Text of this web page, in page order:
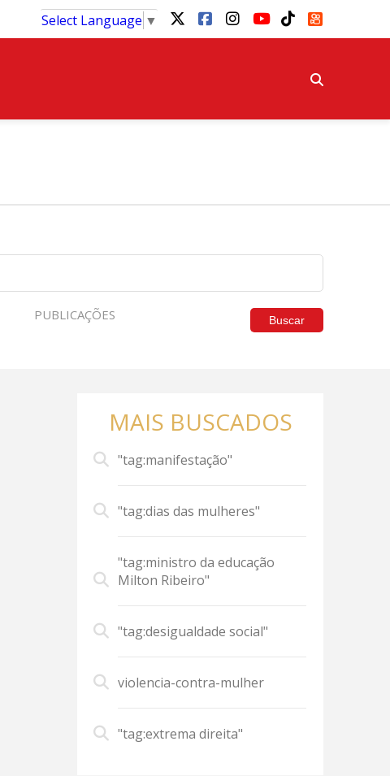
Select Language ▼
PUBLICAÇÕES Buscar
MAIS BUSCADOS
"tag:manifestação"
"tag:dias das mulheres"
"tag:ministro da educação
Milton Ribeiro"
"tag:desigualdade social"
violencia-contra-mulher
"tag:extrema direita"